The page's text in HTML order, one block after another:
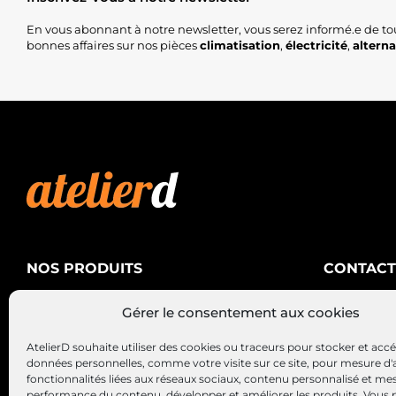
Gérer le consentement aux cookies
AtelierD souhaite utiliser des cookies ou traceurs pour stocker et
données personnelles, comme votre visite sur ce site, pour mesure
fonctionnalités liées aux réseaux sociaux, contenu personnalisé et
En vous abonnant à notre newsletter, vous serez informé.e de
bonnes affaires sur nos piècesclimatisation, électricité,
NOS PRODUITS
Alternateurs – Démarreurs
CONTACT
AtelierD
88200
03 29 22 34